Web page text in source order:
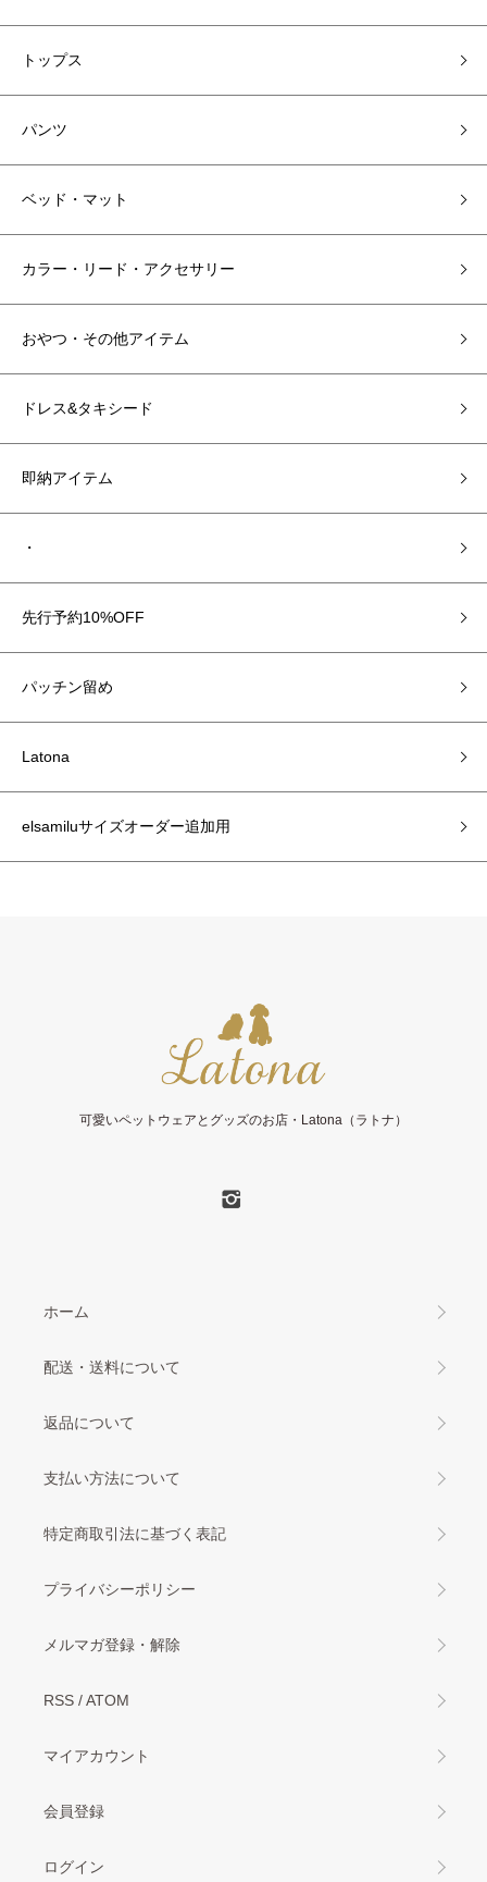
トップス
パンツ
ベッド・マット
カラー・リード・アクセサリー
おやつ・その他アイテム
ドレス&タキシード
即納アイテム
・
先行予約10%OFF
パッチン留め
Latona
elsamiluサイズオーダー追加用
可愛いペットウェアとグッズのお店・Latona（ラトナ）
ホーム
配送・送料について
返品について
支払い方法について
特定商取引法に基づく表記
プライバシーポリシー
メルマガ登録・解除
RSS /ATOM
マイアカウント
会員登録
ログイン